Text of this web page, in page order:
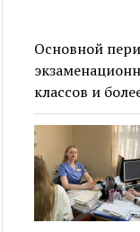
Основной
классов и